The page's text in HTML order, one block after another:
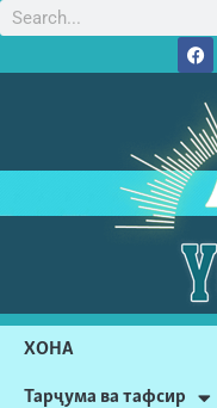
ХОНА
Тарҷума ва тафсир